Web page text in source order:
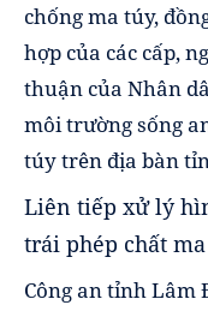
chống ma túy,
hợp của các cấp,
thuận của Nhân
môi trường sống
túy trên địa bàn
Liên tiếp xử lý
trái phép chất
Công an tỉnh Lâm